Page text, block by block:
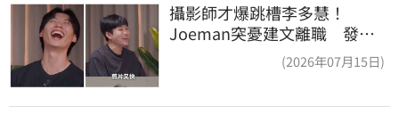
攝影師才爆跳槽李多慧！
Joeman突憂建文離職 發聲
「其實我很清楚」(2026年07月15日)